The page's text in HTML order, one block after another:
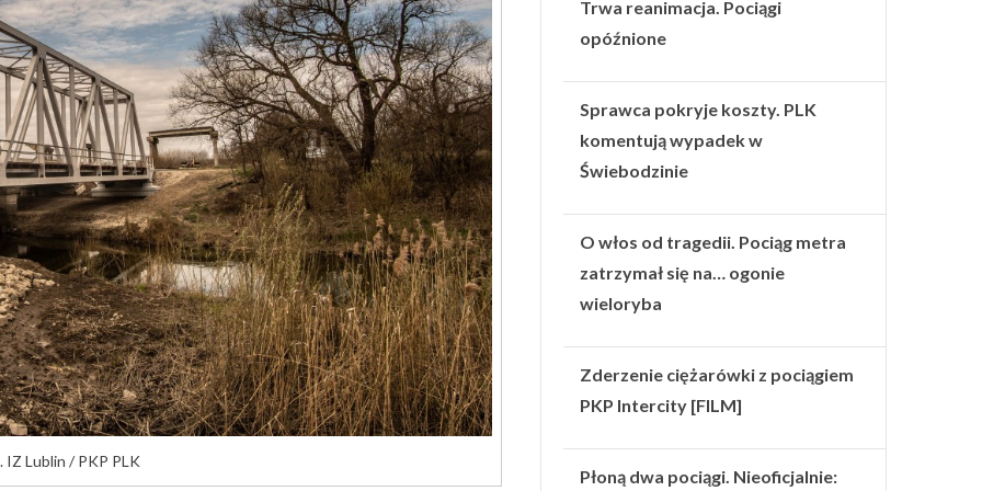
IZ Lublin / PKP PLK
Trwa reanimacja. Pociągi
opóźnione
Sprawca pokryje koszty. PLK
komentują wypadek w
Świebodzinie
O włos od tragedii. Pociąg metra
zatrzymał się na… ogonie
wieloryba
Zderzenie ciężarówki z pociągiem
PKP Intercity [FILM]
Płoną dwa pociągi. Nieoficjalnie: